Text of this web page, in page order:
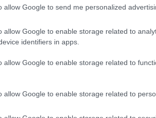
allow Google to send me personalized
allow Google to enable storage related to
identifiers in apps.
allow Google to enable storage related to
allow Google to enable storage related to
σήμερα στην Εύβοια
της Εύβοιας
News